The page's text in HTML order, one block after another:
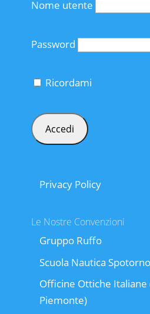
Nome utente
Password
Ricordami
Privacy Policy
Le Nostre Convenzioni
Gruppo Ruffo
Scuola Nautica
Officine Ottiche Italiane
Piemonte)